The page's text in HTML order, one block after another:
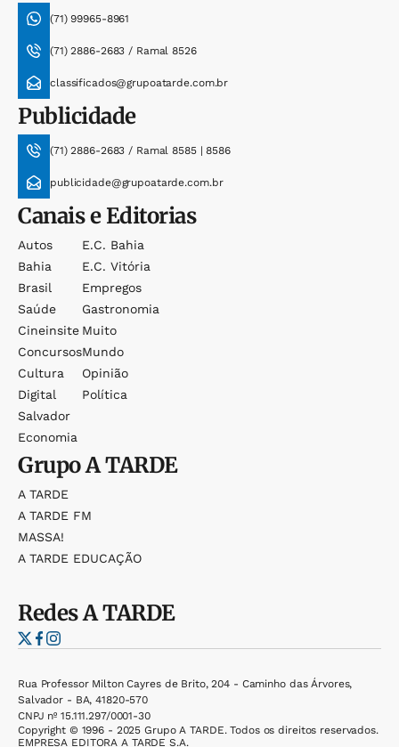
(71) 99965-8961
(71) 2886-2683 / Ramal 8526
classificados@grupoatarde.com.br
Publicidade
(71) 2886-2683 / Ramal 8585 | 8586
publicidade@grupoatarde.com.br
Canais e Editorias
Autos
Bahia
Brasil
Saúde
Cineinsite
Concursos
Cultura
Digital
Salvador
Economia
E.c. Bahia
E.c. Vitória
Empregos
Gastronomia
Muito
Mundo
Opinião
Política
GrupoA TARDE
A TARDE
A TARDE FM
MASSA!
A TARDE EDUCAÇÃO
RedesA TARDE
Rua Professor Milton Cayres de Brito, 204 - Caminho das Árvores,
Salvador - BA, 41820-570
CNPJ nº 15.111.297/0001-30
Copyright © 1996 - 2025 Grupo A TARDE. Todos os direitos reservados.
EMPRESA EDITORA A TARDE S.A.